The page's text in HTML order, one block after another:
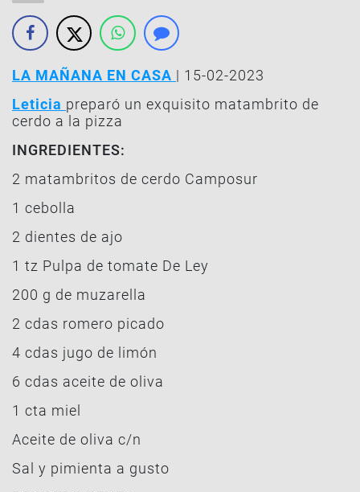
LA MAÑANA EN CASA | 15-02-2023
Leticia preparó un exquisito matambrito de
cerdo a la pizza
INGREDIENTES:
2 matambritos de cerdo Camposur
1 cebolla
2 dientes de ajo
1 tz Pulpa de tomate De Ley
200 g de muzarella
2 cdas romero picado
4 cdas jugo de limón
6 cdas aceite de oliva
1 cta miel
Aceite de oliva c/n
Sal y pimienta a gusto